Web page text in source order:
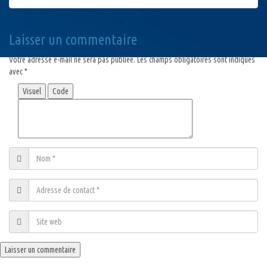
Laisser un commentaire
Votre adresse e-mail ne sera pas publiée.Les champs obligatoires sont indiqués
avec*
Visuel Code